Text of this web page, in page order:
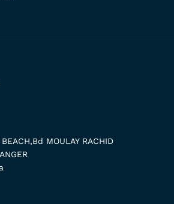
MOULAY RACHID